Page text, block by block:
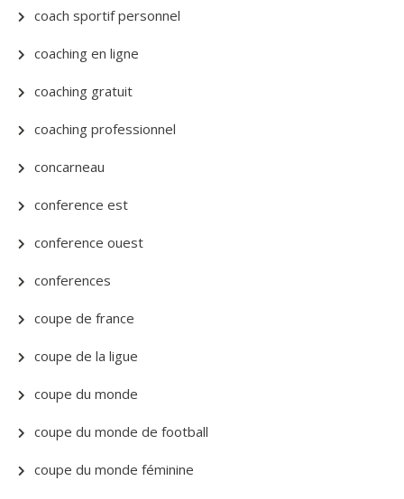
coach sportif personnel
coaching en ligne
coaching gratuit
coaching professionnel
concarneau
conference est
conference ouest
conferences
coupe de france
coupe de la ligue
coupe du monde
coupe du monde de football
coupe du monde féminine